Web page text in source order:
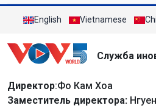
9730 кГц.
English Vietnamese
Служба
Директор:Фо Кам Хоа
Заместитель директора: